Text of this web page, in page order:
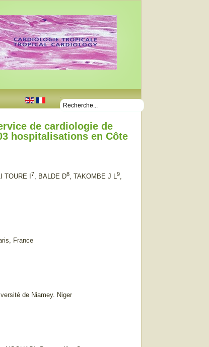
.
de cardiologie de
hospitalisations en Côte
TOURE I 7, BALDE D8, TAKOMBE J L9,
France
de Niamey. Niger